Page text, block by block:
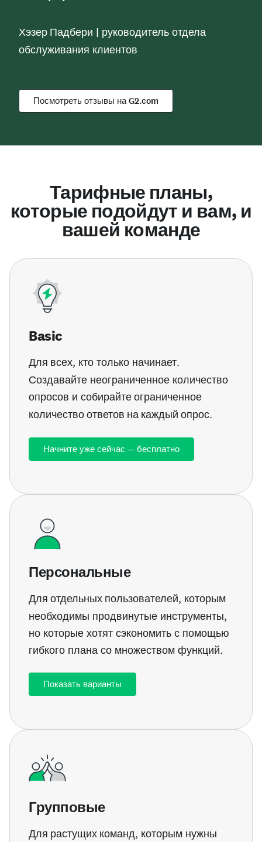
Хэзер Падбери | руководитель отдела
обслуживания клиентов
Посмотреть отзывы на G2.com
Тарифные планы,
которые подойдут и вам, и
вашей команде
Basic
Для всех, кто только начинает.
Создавайте неограниченное количество
опросов и собирайте ограниченное
количество ответов на каждый опрос.
Начните уже сейчас — бесплатно
Персональные
Для отдельных пользователей, которым
необходимы продвинутые инструменты,
но которые хотят сэкономить с помощью
гибкого плана со множеством функций.
Показать варианты
Групповые
Для растущих команд, которым нужны